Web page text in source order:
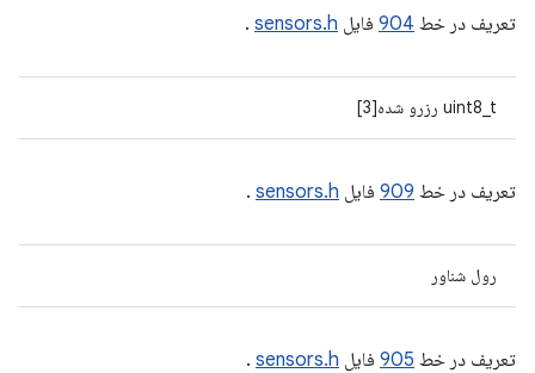
تعریف در خط 904 فایل sensors.h
.
uint8_t رزرو شده[3]
تعریف در خط 909 فایل sensors.h
.
رول شناور
تعریف در خط 905 فایل sensors.h
.